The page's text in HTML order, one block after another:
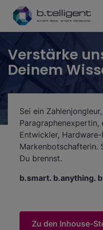
Zum Hauptinhalt springen
Verstärke
Deinem
Sei ein
Paragraphenexpertin,
Entwickler, Hardware-
Markenbotschafterin.
Du brennst.
b.smart. b.anything.
Zu den Inhouse-